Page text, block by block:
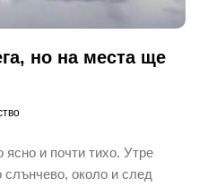
но на места ще
и почти тихо. Утре
около и след